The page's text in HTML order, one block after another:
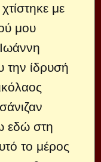
με
μου
ίδρυσή
εδώ στη
το μέρος